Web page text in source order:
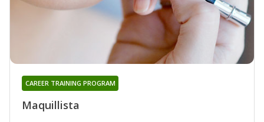
Maquillista
CAREER TRAINING PROGRAM